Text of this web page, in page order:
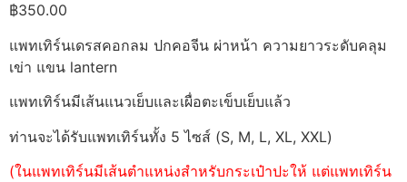
฿350.00
แพทเทิร์นเดรสคอกลม ปกคอจีน ผ่าหน้า ความยาวระดับคลุม
เข่า แขน lantern
แพทเทิร์นมีเส้นแนวเย็บและเผื่อตะเข็บเย็บแล้ว
ท่านจะได้รับแพทเทิร์นทั้ง 5 ไซส์ (S, M, L, XL, XXL)
(ในแพทเทิร์นมีเส้นตำแหน่งสำหรับกระเป๋าปะให้ แต่แพทเทิร์น